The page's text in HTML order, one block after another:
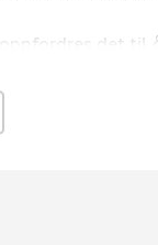
det til